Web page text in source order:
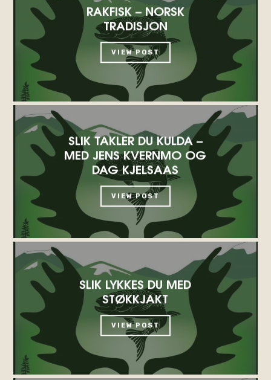
RAKFISK – NORSK
TRADISJON
VIEW POST
SLIK TAKLER DU KULDA –
MED JENS KVERNMO OG
DAG KJELSAAS
VIEW POST
SLIK LYKKES DU MED
STØKKJAKT
VIEW POST